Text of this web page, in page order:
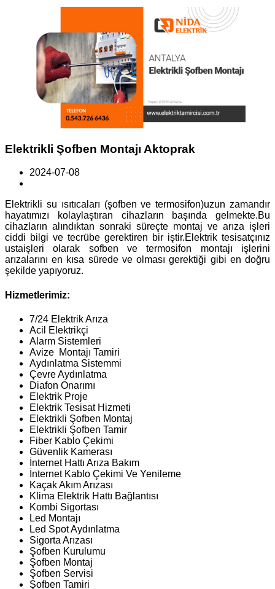
Elektrikli Şofben Montajı Aktoprak
2024-07-08
Elektrikli su ısıtıcaları (şofben ve termosifon)uzun zamandır
hayatımızı kolaylaştıran cihazların başında gelmekte.Bu
cihazların alındıktan sonraki süreçte montaj ve arıza işleri
ciddi bilgi ve tecrübe gerektiren bir iştir.Elektrik tesisatçınız
ustaişleri olarak sofben ve termosifon montajı işlerini
arızalarını en kısa sürede ve olması gerektiği gibi en doğru
şekilde yapıyoruz.
Hizmetlerimiz:
7/24 Elektrik Arıza
Acil Elektrikçi
Alarm Sistemleri
Avize Montajı Tamiri
Aydınlatma Sistemmi
Çevre Aydınlatma
Diafon Onarımı
Elektrik Proje
Elektrik Tesisat Hizmeti
Elektrikli Şofben Montaj
Elektrikli Şofben Tamir
Fiber Kablo Çekimi
Güvenlik Kamerası
İnternet Hattı Arıza Bakım
İnternet Kablo Çekimi Ve Yenileme
Kaçak Akım Arızası
Klima Elektrik Hattı Bağlantısı
Kombi Sigortası
Led Montajı
Led Spot Aydınlatma
Sigorta Arızası
Şofben Kurulumu
Şofben Montaj
Şofben Servisi
Şofben Tamiri